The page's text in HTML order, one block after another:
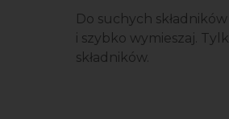
Do suchych
i szybko wymieszaj.
składników.